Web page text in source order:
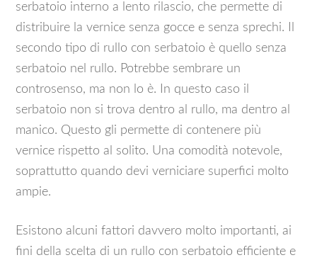
serbatoio interno a lento rilascio, che permette di
distribuire la vernice senza gocce e senza sprechi. Il
secondo tipo di rullo con serbatoio è quello senza
serbatoio nel rullo. Potrebbe sembrare un
controsenso, ma non lo è. In questo caso il
serbatoio non si trova dentro al rullo, ma dentro al
manico. Questo gli permette di contenere più
vernice rispetto al solito. Una comodità notevole,
soprattutto quando devi verniciare superfici molto
ampie.
Esistono alcuni fattori davvero molto importanti, ai
fini della scelta di un rullo con serbatoio efficiente e